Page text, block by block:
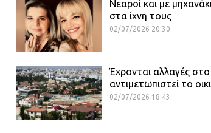
Νεαροί και με
στα ίχνη τους
02/07/2026 20:30
Έχρονται αλλαγές
αντιμετωπιστεί το
02/07/2026 18:43